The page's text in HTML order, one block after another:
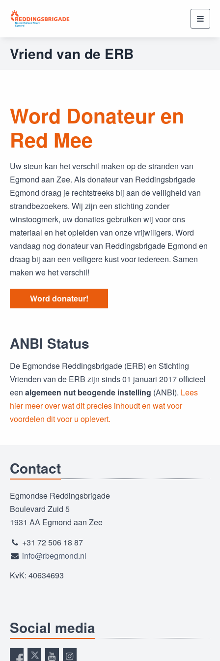
Vriend van de ERB
Word Donateur en
Red Mee
Uw steun kan het verschil maken op de stranden van
Egmond aan Zee. Als donateur van Reddingsbrigade
Egmond draag je rechtstreeks bij aan de veiligheid van
strandbezoekers. Wij zijn een stichting zonder
winstoogmerk, uw donaties gebruiken wij voor ons
materiaal en het opleiden van onze vrijwiligers. Word
vandaag nog donateur van Reddingsbrigade Egmond en
draag bij aan een veiligere kust voor iedereen. Samen
maken we het verschil!
Word donateur!
ANBI Status
De Egmondse Reddingsbrigade (ERB) en Stichting
Vrienden van de ERB zijn sinds 01 januari 2017 officieel
een algemeen nut beogende instelling (ANBI). Lees
hier meer over wat dit precies inhoudt en wat voor
voordelen dit voor u oplevert.
Contact
Egmondse Reddingsbrigade
Boulevard Zuid 5
1931 AA Egmond aan Zee
+31 72 506 18 87
info@rbegmond.nl
KvK: 40634693
Social media